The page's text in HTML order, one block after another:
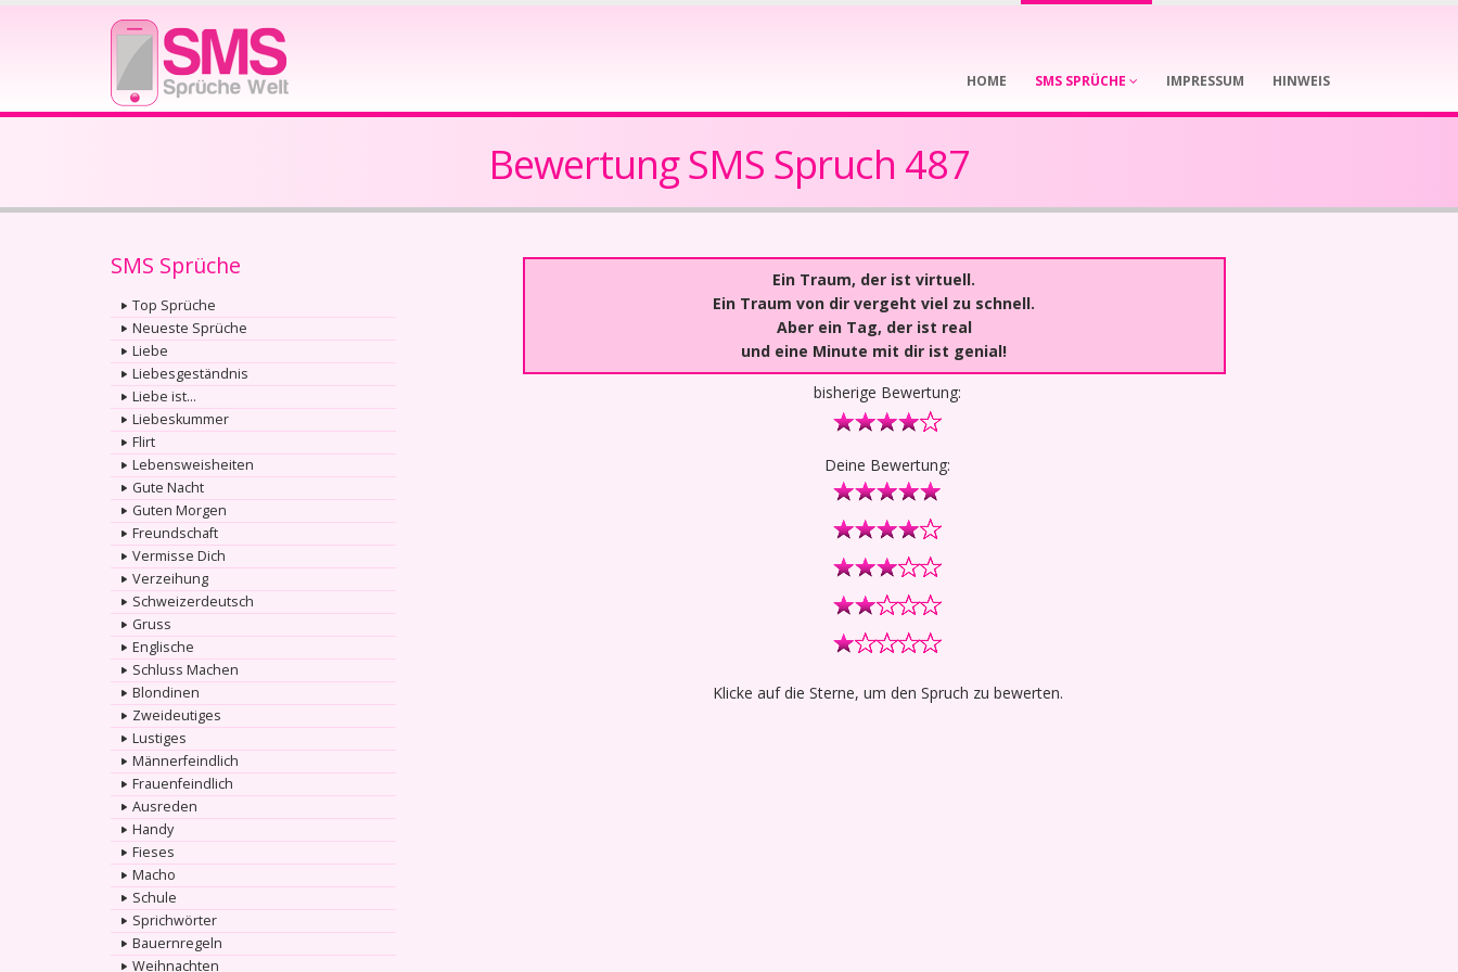
HOME SMS SPRÜCHE IMPRESSUM HINWEIS
Bewertung SMS Spruch 487
SMS Sprüche
Top Sprüche
Neueste Sprüche
Liebe
Liebesgeständnis
Liebe ist...
Liebeskummer
Flirt
Lebensweisheiten
Gute Nacht
Guten Morgen
Freundschaft
Vermisse Dich
Verzeihung
Schweizerdeutsch
Gruss
Englische
Schluss Machen
Blondinen
Zweideutiges
Lustiges
Männerfeindlich
Frauenfeindlich
Ausreden
Handy
Fieses
Macho
Schule
Sprichwörter
Bauernregeln
Weihnachten
Ein Traum, der ist virtuell.
Ein Traum von dir vergeht viel zu schnell.
Aber ein Tag, der ist real
und eine Minute mit dir ist genial!
bisherige Bewertung:
Deine Bewertung:
Klicke auf die Sterne, um den Spruch zu bewerten.